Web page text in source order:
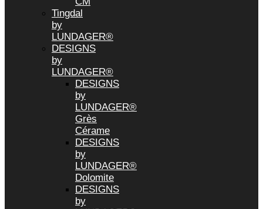
Tingdal
by
LUNDAGER®
DESIGNS
by
LUNDAGER®
DESIGNS
by
LUNDAGER®
Grès
Cérame
DESIGNS
by
LUNDAGER®
Dolomite
DESIGNS
by